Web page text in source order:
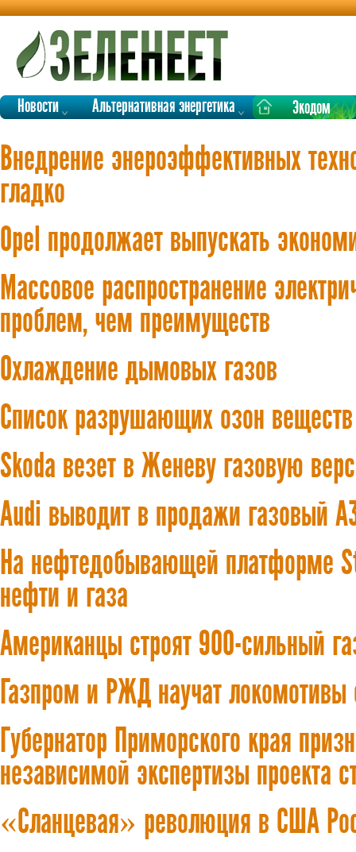
Новости Альтернативная энергетика Экодом
Внедрение энероэффективных
гладко
Opel продолжает выпускать
Массовое распространение
проблем, чем преимуществ
Охлаждение дымовых газов
Список разрушающих озон
Skoda везет в Женеву газовую
Audi выводит в продажи газовый
На нефтедобывающей платформе
нефти и газа
Американцы строят 900-сильный
Газпром и РЖД научат локомотивы
Губернатор Приморского края
независимой экспертизы проекта
«Сланцевая» революция в США